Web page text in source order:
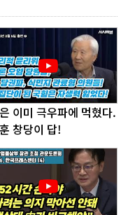
이미 극우파에 먹혔다.
창당이 답!